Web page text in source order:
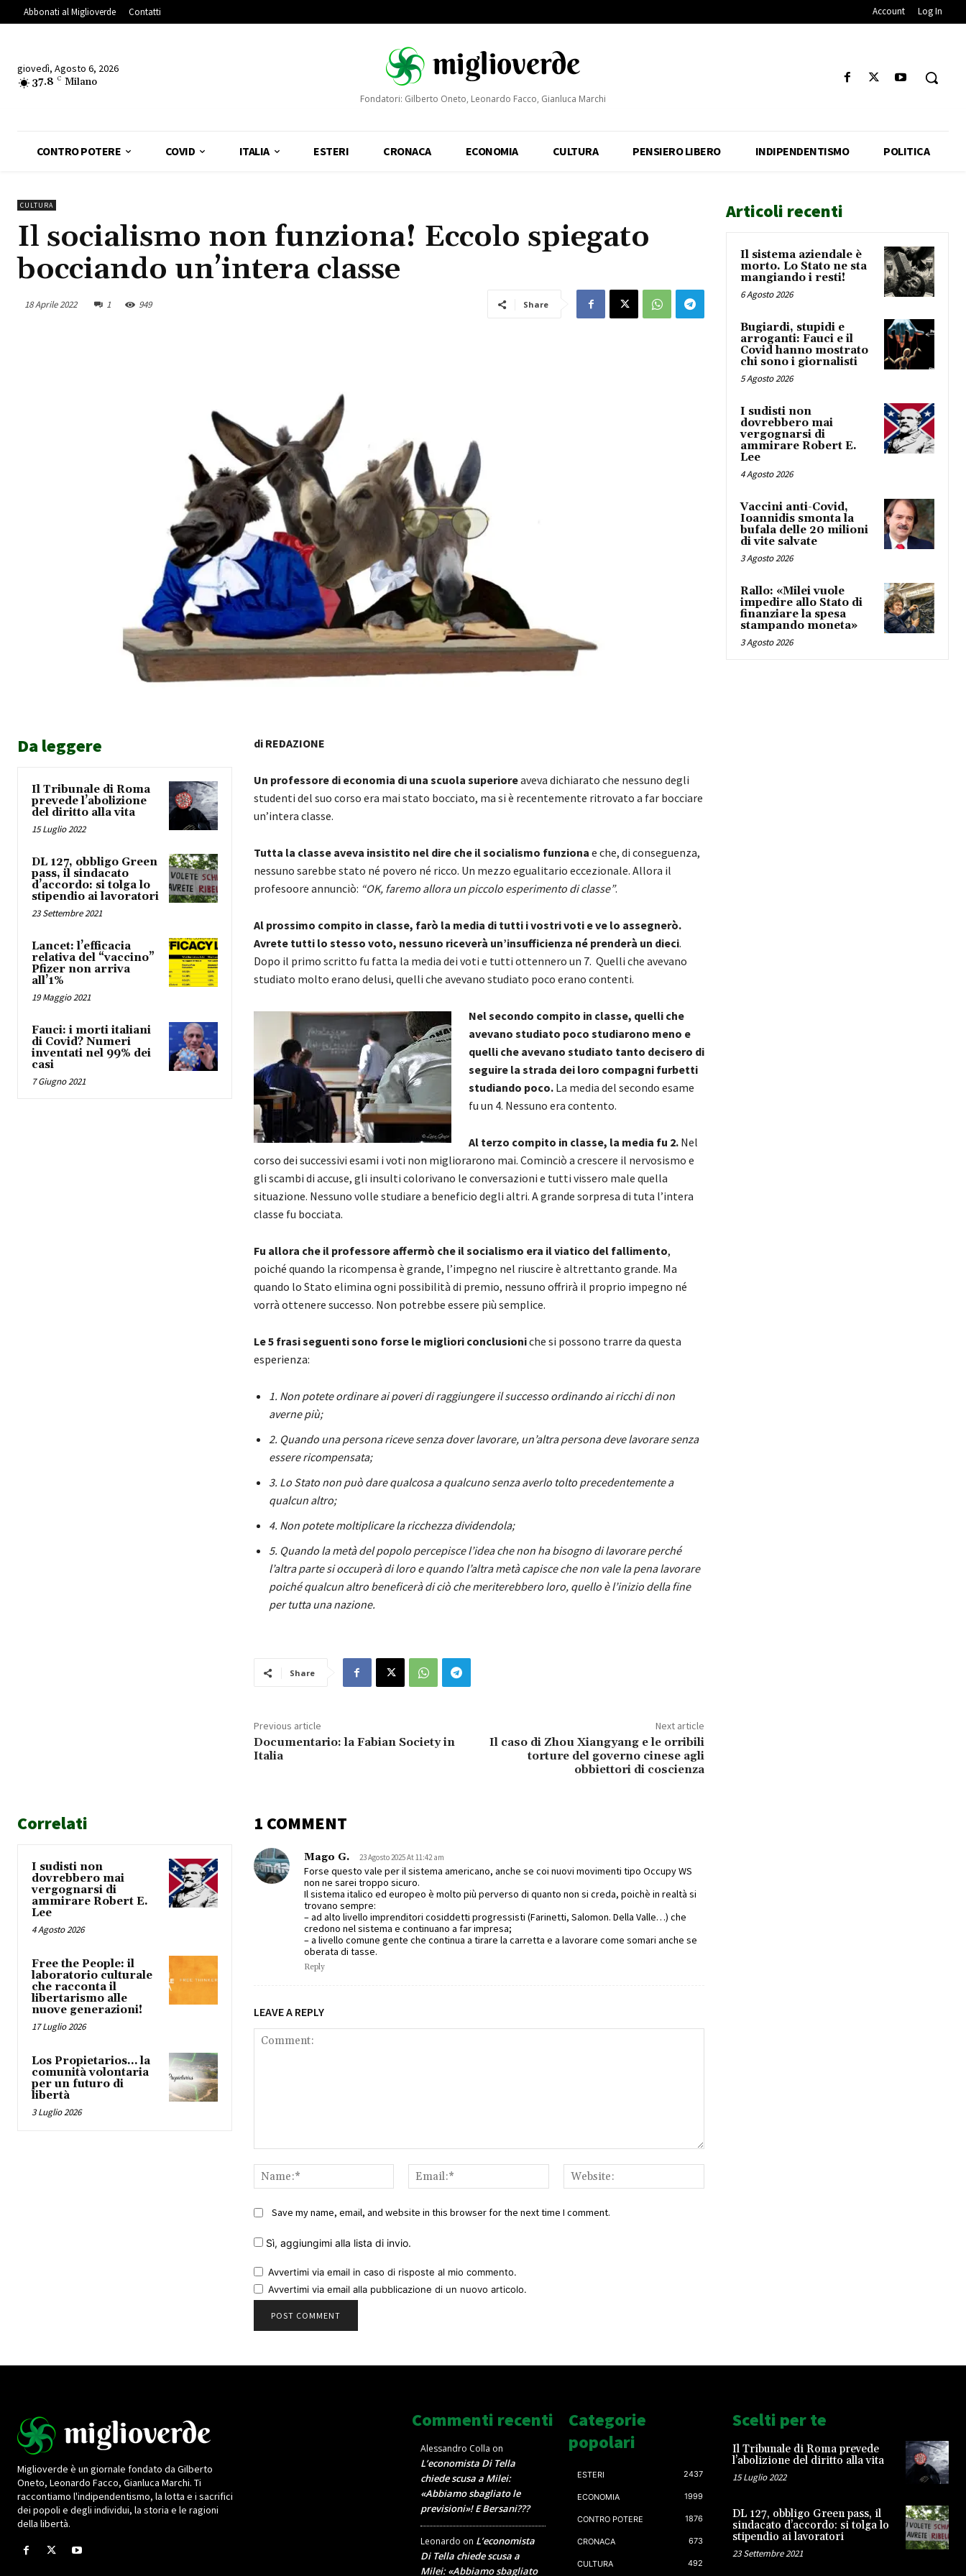
Abbonati al Miglioverde Contatti Account Log In
giovedì, Agosto 6, 2026
37.8 C Milano
Fondatori: Gilberto Oneto, Leonardo Facco, Gianluca Marchi
CONTRO POTERE COVID ITALIA ESTERI CRONACA ECONOMIA CULTURA PENSIERO LIBERO INDIPENDENTISMO POLITICA
CULTURA
Il socialismo non funziona! Eccolo spiegato
bocciando un’intera classe
18 Aprile 2022 1 949 Share
Da leggere
Il Tribunale di Roma
prevede l’abolizione
del diritto alla vita
15 Luglio 2022
DL 127, obbligo Green
pass, il sindacato
d’accordo: si tolga lo
stipendio ai lavoratori
23 Settembre 2021
Lancet: l’efficacia
relativa del “vaccino”
Pfizer non arriva
all’1%
19 Maggio 2021
Fauci: i morti italiani
di Covid? Numeri
inventati nel 99% dei
casi
7 Giugno 2021
di REDAZIONE
Un professore di economia di una scuola superioreaveva dichiarato che nessuno degli
studenti del suo corso era mai stato bocciato, ma si è recentemente ritrovato a far bocciare
un’intera classe.
Tutta la classe aveva insistito nel dire che il socialismo funziona e che, di conseguenza,
nessuno sarebbe stato né povero né ricco. Un mezzo egualitario eccezionale. Allora il
profesoore annunciò: “OK, faremo allora un piccolo esperimento di classe”.
Al prossimo compito in classe, farò la media di tutti i vostri voti e ve lo assegnerò.
Avrete tutti lo stesso voto, nessuno riceverà un’insufficienza né prenderà un dieci.
Dopo il primo scritto fu fatta la media dei voti e tutti ottennero un 7. Quelli che avevano
studiato molto erano delusi, quelli che avevano studiato poco erano contenti.
Nel secondo compito in classe, quelli che
avevano studiato poco studiarono meno e
quelli che avevano studiato tanto decisero di
seguire la strada dei loro compagni furbetti
studiando poco.La media del secondo esame
fu un 4. Nessuno era contento.
Al terzo compito in classe, la media fu 2.Nel
corso dei successivi esami i voti non migliorarono mai. Cominciò a crescere il nervosismo e
gli scambi di accuse, gli insulti colorivano le conversazioni e tutti vissero male quella
situazione. Nessuno volle studiare a beneficio degli altri. A grande sorpresa di tuta l’intera
classe fu bocciata.
Fu allora che il professore affermò che il socialismo era il viatico del fallimento,
poiché quando la ricompensa è grande, l’impegno nel riuscire è altrettanto grande. Ma
quando lo Stato elimina ogni possibilità di premio, nessuno offrirà il proprio impegno né
vorrà ottenere successo. Non potrebbe essere più semplice.
Le 5 frasi seguenti sono forse le migliori conclusioniche si possono trarre da questa
esperienza:
1. Non potete ordinare ai poveri di raggiungere il successo ordinando ai ricchi di non
averne più;
2. Quando una persona riceve senza dover lavorare, un’altra persona deve lavorare senza
essere ricompensata;
3. Lo Stato non può dare qualcosa a qualcuno senza averlo tolto precedentemente a
qualcun altro;
4. Non potete moltiplicare la ricchezza dividendola;
5. Quando la metà del popolo percepisce l’idea che non ha bisogno di lavorare perché
l’altra parte si occuperà di loro e quando l’altra metà capisce che non vale la pena lavorare
poiché qualcun altro beneficerà di ciò che meriterebbero loro, quello è l’inizio della fine
per tutta una nazione.
Share
Previous article
Documentario: la Fabian Society in
Italia
Next article
Il caso di Zhou Xiangyang e le orribili
torture del governo cinese agli
obbiettori di coscienza
Correlati
I sudisti non
dovrebbero mai
vergognarsi di
ammirare Robert E.
Lee
4 Agosto 2026
Free the People: il
laboratorio culturale
che racconta il
libertarismo alle
nuove generazioni!
17 Luglio 2026
Los Propietarios… la
comunità volontaria
per un futuro di
libertà
3 Luglio 2026
1 COMMENT
Mago G. 23 Agosto 2025 At 11:42 am
Forse questo vale per il sistema americano, anche se coi nuovi movimenti tipo Occupy WS
non ne sarei troppo sicuro.
Il sistema italico ed europeo è molto più perverso di quanto non si creda, poichè in realtà si
trovano sempre:
– ad alto livello imprenditori cosiddetti progressisti (Farinetti, Salomon. Della Valle…) che
credono nel sistema e continuano a far impresa;
– a livello comune gente che continua a tirare la carretta e a lavorare come somari anche se
oberata di tasse.
Reply
LEAVE A REPLY
Name:*
Email:*
Save my name, email, and website in this browser for the next time I comment.
Sì, aggiungimi alla lista di invio.
Avvertimi via email in caso di risposte al mio commento.
Avvertimi via email alla pubblicazione di un nuovo articolo.
Articoli recenti
Il sistema aziendale è
morto. Lo Stato ne sta
mangiando i resti!
6 Agosto 2026
Bugiardi, stupidi e
arroganti: Fauci e il
Covid hanno mostrato
chi sono i giornalisti
5 Agosto 2026
I sudisti non
dovrebbero mai
vergognarsi di
ammirare Robert E.
Lee
4 Agosto 2026
Vaccini anti-Covid,
Ioannidis smonta la
bufala delle 20 milioni
di vite salvate
3 Agosto 2026
Rallo: «Milei vuole
impedire allo Stato di
finanziare la spesa
stampando moneta»
3 Agosto 2026
Miglioverde è un giornale fondato da Gilberto
Oneto, Leonardo Facco, Gianluca Marchi. Ti
raccontiamo l'indipendentismo, la lotta e i sacrifici
dei popoli e degli individui, la storia e le ragioni
della libertà.
Commenti recenti
Alessandro Colla on
L’economista Di Tella
chiede scusa a Milei:
«Abbiamo sbagliato le
previsioni»! E Bersani???
Leonardo on L’economista
Di Tella chiede scusa a
Milei: «Abbiamo sbagliato
Categorie
popolari
ESTERI 2437
ECONOMIA 1999
CONTRO POTERE 1876
CRONACA 673
CULTURA 492
Scelti per te
Il Tribunale di Roma prevede
l’abolizione del diritto alla vita
15 Luglio 2022
DL 127, obbligo Green pass, il
sindacato d’accordo: si tolga lo
stipendio ai lavoratori
23 Settembre 2021